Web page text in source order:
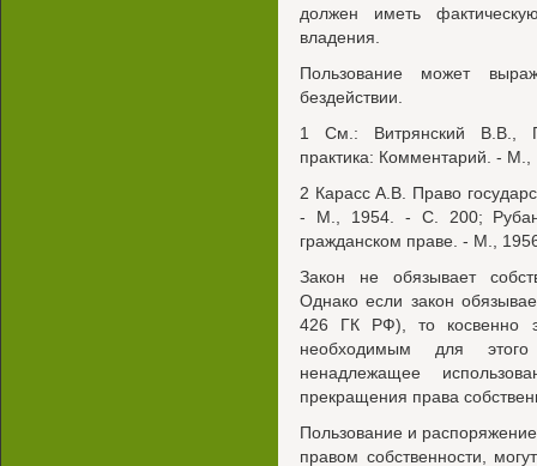
должен иметь
владения.
Пользование может
бездействии.
1 См.: Витрянский В.В.,
практика: Комментарий. -
2 Карасс A.B. Право
- М., 1954. - С. 200;
гражданском праве. - М.,
Закон не обязывает
Однако если закон
426 ГК РФ), то косвенно
необходимым для
ненадлежащее
прекращения права
Пользование и
правом собственности,